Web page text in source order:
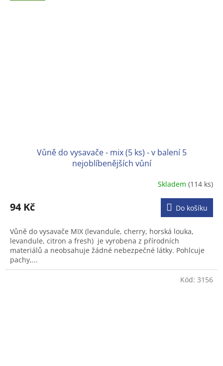
Vůně do vysavače - mix (5 ks) - v balení 5
nejoblíbenějších vůní
produktu
je
z
5
hvězdiček.
Skladem(114 ks)
94 Kč Do košíku
Vůně do vysavače MIX (levandule, cherry, horská louka,
levandule, citron a fresh) je vyrobena z přírodních
materiálů a neobsahuje žádné nebezpečné látky. Pohlcuje
pachy,...
Kód: 3156